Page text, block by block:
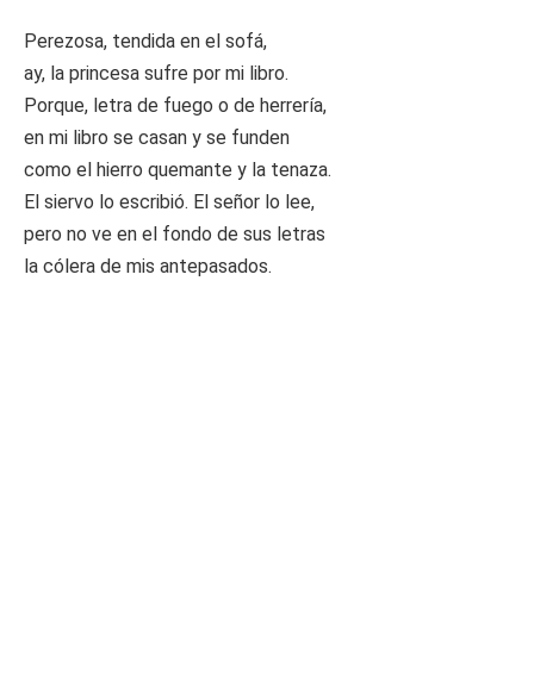
Perezosa, tendida en el sofá,
ay, la princesa sufre por mi libro.
Porque, letra de fuego o de herrería,
en mi libro se casan y se funden
como el hierro quemante y la tenaza.
El siervo lo escribió. El señor lo lee,
pero no ve en el fondo de sus letras
la cólera de mis antepasados.